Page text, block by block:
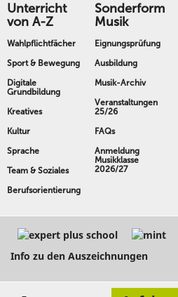
Unterricht
von A-Z
Wahlpflichtfächer
Sport & Bewegung
Digitale
Grundbildung
Kreatives
Kultur
Sprache
Team & Soziales
Berufsorientierung
Sonderform
Musik
Eignungsprüfung
Ausbildung
Musik-Archiv
Veranstaltungen
25/26
FAQs
Anmeldung
Musikklasse
2026/27
Info zu den Auszeichnungen